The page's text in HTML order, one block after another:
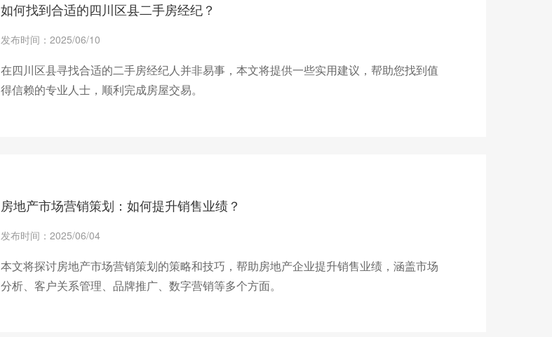
如何找到合适的四川区县二手房经纪？
发布时间：2025/06/10
在四川区县寻找合适的二手房经纪人并非易事，本文将提供一些实用建议，帮助您找到值
得信赖的专业人士，顺利完成房屋交易。
房地产市场营销策划：如何提升销售业绩？
发布时间：2025/06/04
本文将探讨房地产市场营销策划的策略和技巧，帮助房地产企业提升销售业绩，涵盖市场
分析、客户关系管理、品牌推广、数字营销等多个方面。